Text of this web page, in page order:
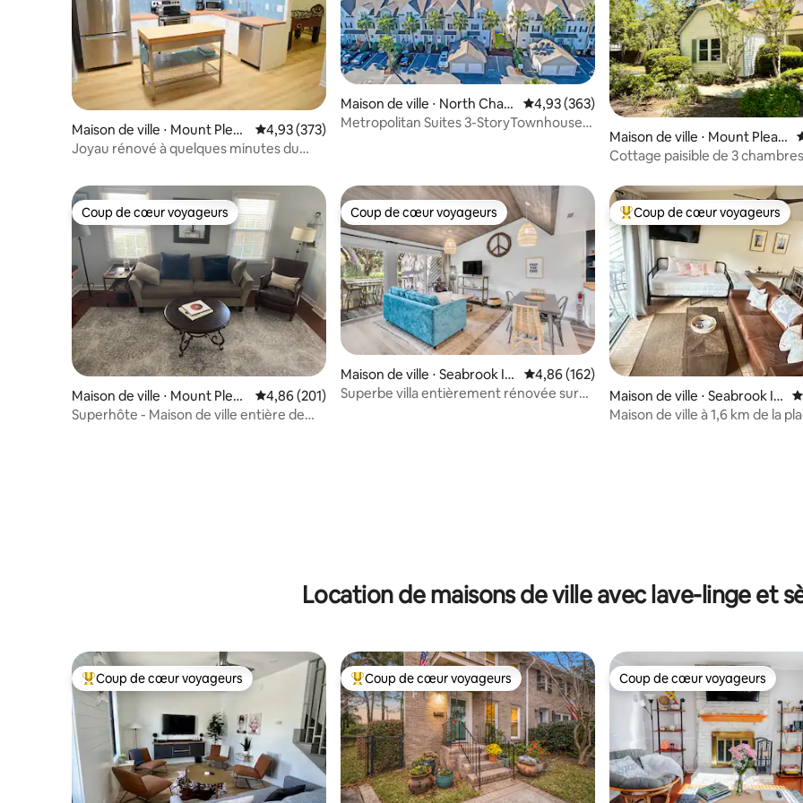
Maison de ville ⋅ Mount Pleas
ant
Évaluation moyenne sur la base de 373 commentaires : 4,93 sur 5
4,93 (373)
Joyau rénové à quelques minutes du
plages
Maison de ville ⋅ North Charl
eston
Évaluation moyenne sur la base de 363
4,93 (363)
Metropolitan Suites 3-StoryTownhouse
Maison de ville ⋅ Mount Pleas
ant
Cottage paisible de 3
Coup de cœur voyageurs
Coup de cœur voyageurs
Maison de ville ⋅ Mount Pleas
ant
Évaluation moyenne sur la base de 201 commentaires : 4,86 sur 5
4,86 (201)
Superhôte - Maison de ville entière de
Coup de cœur voyageurs
Coup de cœur voyageurs
Maison de ville ⋅ Seabrook Isl
and
Évaluation moyenne sur la base de 162
4,86 (162)
Superbe villa entièrement rénovée sur
Coups de cœur voyageurs les
Coup de cœur voyageurs
Maison de ville ⋅ Seabrook Isl
and
Maison de ville à 1,6 km de la
Location de maisons de ville avec lave-linge et
Coups de cœur voyageurs les plus appréciés
Coup de cœur voyageurs Coups de cœur voyageurs les plus appréciés
Coup de cœur voyageurs Coup de cœur voyageurs
Coup de cœur voyageurs